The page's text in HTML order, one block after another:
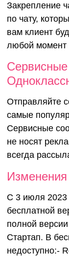
Закрепление
по чату,
вам клиент
любой момент
Отправляйте
самые
Сервисные
не носят
всегда
Изменения
С 3 июля 2023
бесплатной
полной
Стартап. В
недоступно:-